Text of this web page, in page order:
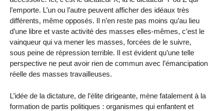
l’emporte. L’un ou l’autre peuvent afficher des idéaux très
différents, même opposés. Il n’en reste pas moins qu’au lieu
d’une libre et vaste activité des masses elles-mêmes, c’est le
vainqueur qui va mener les masses, forcées de le suivre,
sous peine de répression terrible. Il est évident qu’une telle
perspective ne peut avoir rien de commun avec l’émancipation
réelle des masses travailleuses.
L’idée de la dictature, de l’élite dirigeante, mène fatalement à la
formation de partis politiques : organismes qui enfantent et